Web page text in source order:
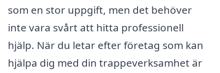
som en stor uppgift, men det behöver
inte vara svårt att hitta professionell
hjälp. När du letar efter företag som kan
hjälpa dig med din trappeverksamhet är